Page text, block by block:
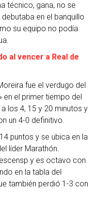
técnico, gana, no se
en el banquillo
su equipo no podía
al vencer a Real de
fue el verdugo del
en el primer tiempo del
los 4, 15 y 20 minutos y
un 4-0 definitivo.
puntos y se ubica en la
líder Marathón.
y es octavo con
en la tabla del
también perdió 1-3 con